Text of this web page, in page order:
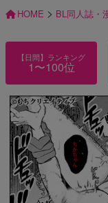
HOME > BL同人誌・
【日間】ランキング
1〜100位